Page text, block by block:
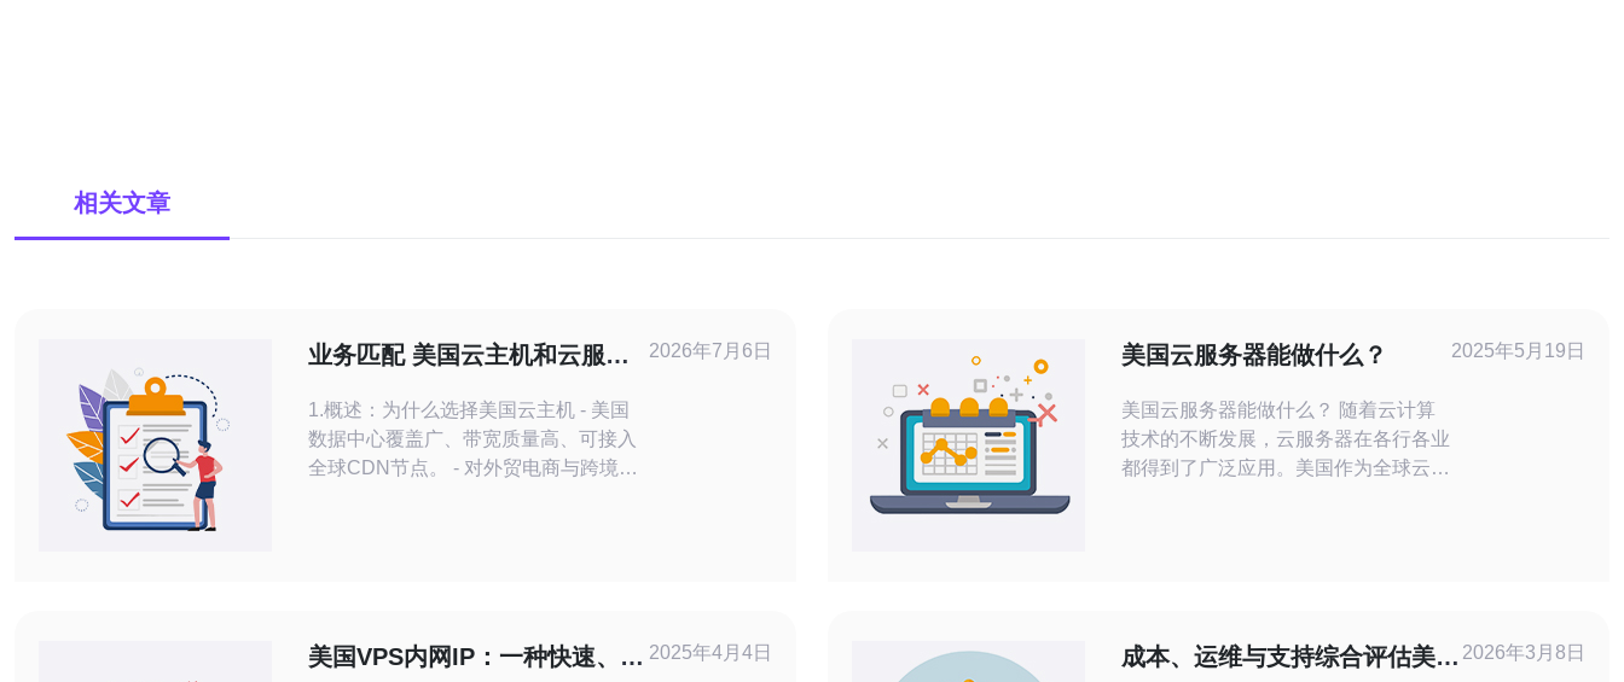
相关文章
业务匹配 美国云主机和云服务
1.概述：为什么选择美国云主机 - 美国
数据中心覆盖广、带宽质量高、可接入
全球CDN节点。 - 对外贸电商与跨境移
发、移动后端API、实
2026年7月6日 美国云服务器能做什么？
美国云服务器能做什么？ 随着云计算
技术的不断发展，云服务器在各行各业
都得到了广泛应用。美国作为全球云计
托管，无论是个人网站还是企业网站，
都可以通过美国云服务
2025年5月19日
美国VPS内网IP：一种快速、安 2025年4月4日
成本、运维与支持综合评估美国 2026年3月8日